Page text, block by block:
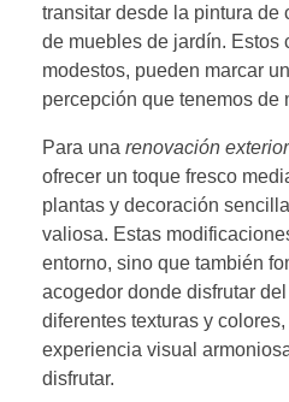
transitar desde la pintura de
de muebles de jardín. Estos
modestos, pueden marcar
percepción que tenemos de
Para una renovación exterior
ofrecer un toque fresco
plantas y decoración
valiosa. Estas
entorno, sino que también
acogedor donde disfrutar
diferentes texturas y
experiencia visual
disfrutar.